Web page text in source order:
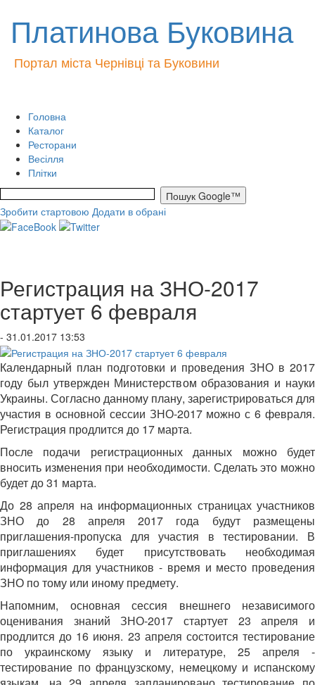
Платинова Буковина
Портал міста Чернівці та Буковини
Головна
Каталог
Ресторани
Весілля
Плітки
Зробити стартовою Додати в обрані
Регистрация на ЗНО-2017
стартует 6 февраля
- 31.01.2017 13:53
Календарный план подготовки и проведения ЗНО в 2017
году был утвержден Министерством образования и науки
Украины. Согласно данному плану, зарегистрироваться для
участия в основной сессии ЗНО-2017 можно с 6 февраля.
Регистрация продлится до 17 марта.
После подачи регистрационных данных можно будет
вносить изменения при необходимости. Сделать это можно
будет до 31 марта.
До 28 апреля на информационных страницах участников
ЗНО до 28 апреля 2017 года будут размещены
приглашения-пропуска для участия в тестировании. В
приглашениях будет присутствовать необходимая
информация для участников - время и место проведения
ЗНО по тому или иному предмету.
Напомним, основная сессия внешнего независимого
оценивания знаний ЗНО-2017 стартует 23 апреля и
продлится до 16 июня. 23 апреля состоится тестирование
по украинскому языку и литературе, 25 апреля -
тестирование по французскому, немецкому и испанскому